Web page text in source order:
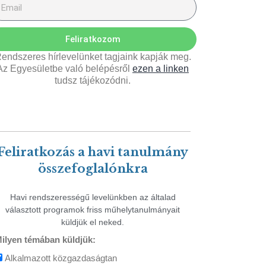
Feliratkozom
hírlevelünket tagjaink kapják meg.
Egyesületbe való belépésről ezen a linken
tudsz tájékozódni.
a havi tanulmány
összefoglalónkra
Havi rendszerességű levelünkben az általad
választott programok friss műhelytanulmányait
küldjük el neked.
témában küldjük:
Alkalmazott közgazdaságtan